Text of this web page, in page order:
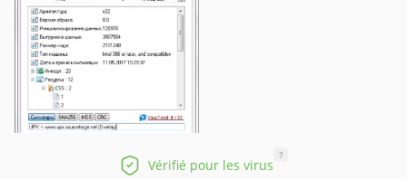
Vérifié pour les virus
?